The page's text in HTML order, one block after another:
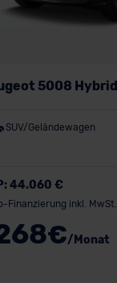
5008 Hybrid
SUV/Geländewagen
44.060 €
Finanzierung inkl. MwSt.
€/Monat